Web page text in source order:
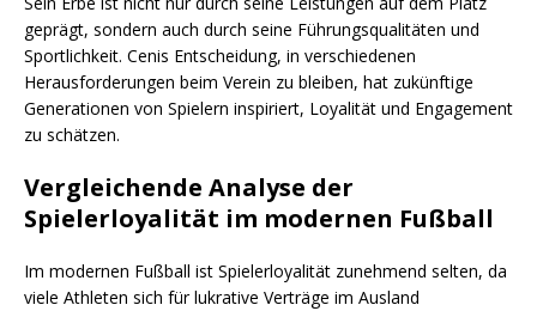
geprägt, sondern auch durch seine Führungsqualitäten und
Sportlichkeit. Cenis Entscheidung, in verschiedenen
Herausforderungen beim Verein zu bleiben, hat zukünftige
Generationen von Spielern inspiriert, Loyalität und Engagement
zu schätzen.
Vergleichende Analyse der
Spielerloyalität im modernen Fußball
Im modernen Fußball ist Spielerloyalität zunehmend selten, da
viele Athleten sich für lukrative Verträge im Ausland